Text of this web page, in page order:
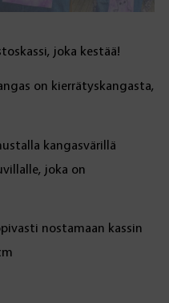
joka kestää!
on kierrätyskangasta,
kangasvärillä
joka on
nostamaan kassin